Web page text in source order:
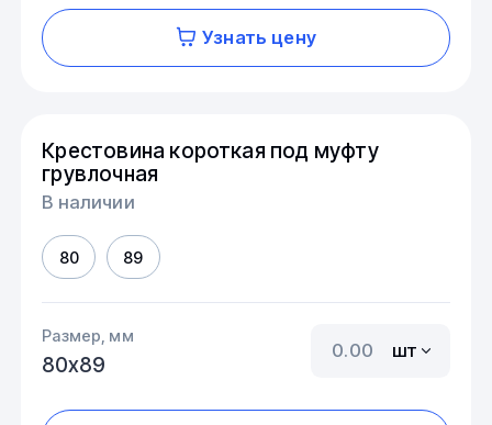
Узнать цену
Крестовина короткая под муфту
грувлочная
В наличии
80 89
Размер, мм
80х89
шт